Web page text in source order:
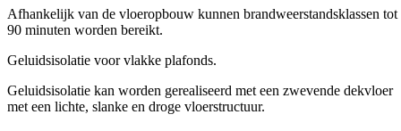
Afhankelijk van de vloeropbouw kunnen brandweerstandsklassen tot
90 minuten worden bereikt.
Geluidsisolatie voor vlakke plafonds.
Geluidsisolatie kan worden gerealiseerd met een zwevende dekvloer
met een lichte, slanke en droge vloerstructuur.